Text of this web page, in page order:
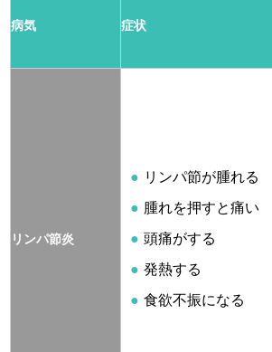
病気 症状
リンパ節炎
リンパ節が腫れる
腫れを押すと痛い
頭痛がする
発熱する
食欲不振になる